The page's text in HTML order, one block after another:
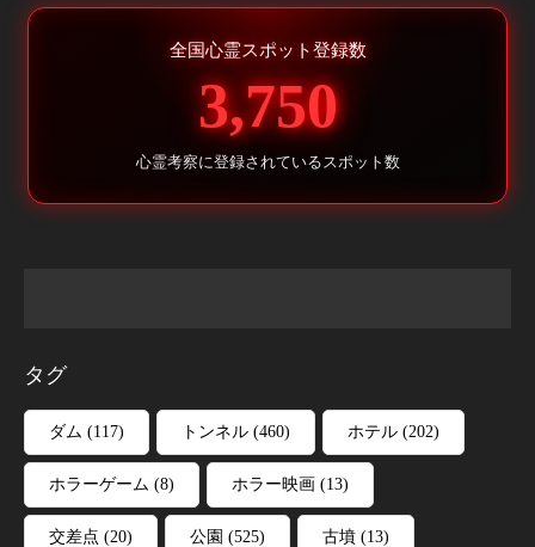
全国心霊スポット登録数
3,750
心霊考察に登録されているスポット数
タグ
ダム (117) トンネル (460) ホテル (202)
ホラーゲーム (8) ホラー映画 (13)
交差点 (20) 公園 (525) 古墳 (13)